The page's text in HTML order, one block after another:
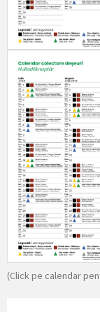
(Click pe calendar